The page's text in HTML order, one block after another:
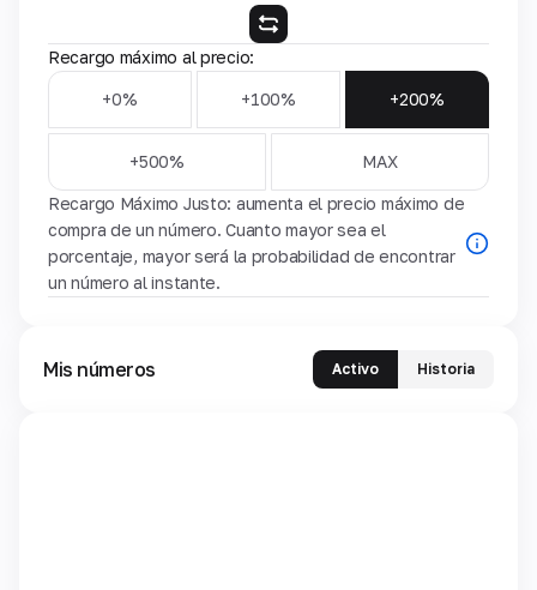
Recargo máximo al precio:
+0% +100% +200%
+500% MAX
Recargo Máximo Justo: aumenta el precio máximo de
compra de un número. Cuanto mayor sea el
porcentaje, mayor será la probabilidad de encontrar
un número al instante.
Mis números Activo Historia